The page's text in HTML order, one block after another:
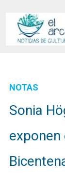
contenido
NOTAS
Sonia
exponen